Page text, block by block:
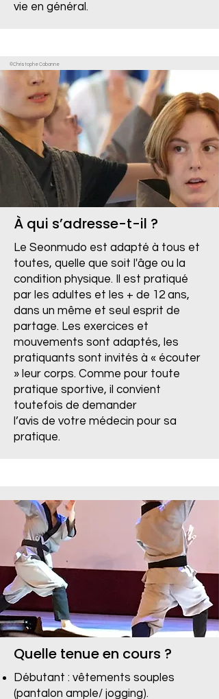
vie en général.
À qui s’adresse-t-il ?
Le Seonmudo est adapté à tous et
toutes, quelle que soit l'âge ou la
condition physique. Il est pratiqué
par les adultes et les + de 12 ans,
dans un même et seul esprit de
partage. Les exercices et
mouvements sont adaptés, les
pratiquants sont invités à « écouter
» leur corps. Comme pour toute
pratique sportive, il convient
toutefois de demander
l’avis de votre médecin pour sa
pratique.
Quelle tenue en cours ?
Débutant : vêtements souples
(pantalon ample/ jogging).
©Christophe Cabanne